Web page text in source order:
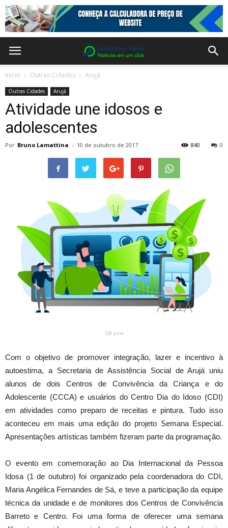
Inicio Outras Cidades Arujá
Outras Cidades Arujá
Atividade une idosos e
adolescentes
Por Bruno Lamattina - 10 de outubro de 2017 0
840
SB post
Com o objetivo de promover integração, lazer e incentivo à
autoestima, a Secretaria de Assistência Social de Arujá uniu
alunos de dois Centros de Convivência da Criança e do
Adolescente (CCCA) e usuários do Centro Dia do Idoso (CDI)
em atividades como preparo de receitas e pintura. Tudo isso
aconteceu em mais uma edição do projeto Semana Especial.
Apresentações artísticas também fizeram parte da programação.
O evento em comemoração ao Dia Internacional da Pessoa
Idosa (1 de outubro) foi organizado pela coordenadora do CDI,
Maria Angélica Fernandes de Sá, e teve a participação da equipe
técnica da unidade e de monitores dos Centros de Convivência
Barreto e Centro. Foi uma forma de oferecer uma semana